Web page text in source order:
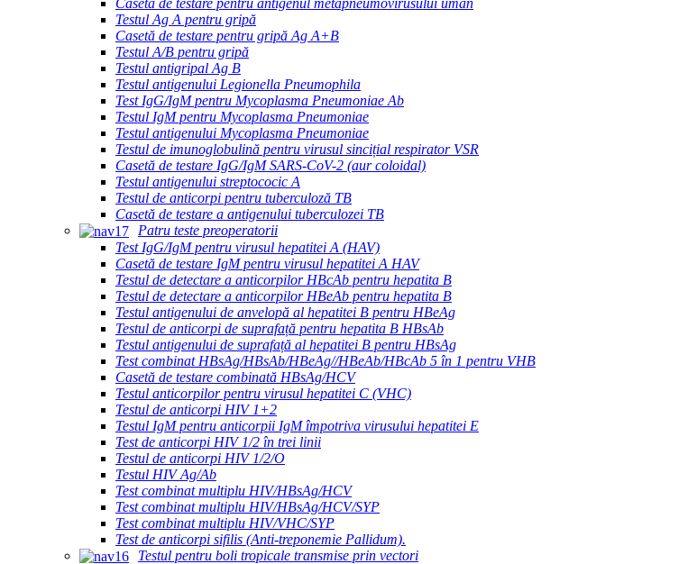
Testul Ag A pentru gripă
Casetă de testare pentru gripă Ag A+B
Testul A/B pentru gripă
Testul antigripal Ag B
Testul antigenului Legionella Pneumophila
Test IgG/IgM pentru Mycoplasma Pneumoniae Ab
Testul IgM pentru Mycoplasma Pneumoniae
Testul antigenului Mycoplasma Pneumoniae
Testul de imunoglobulină pentru virusul sincițial respirator VSR
Casetă de testare IgG/IgM SARS-CoV-2 (aur coloidal)
Testul antigenului streptococic A
Testul de anticorpi pentru tuberculoză TB
Casetă de testare a antigenului tuberculozei TB
Patru teste preoperatorii
Test IgG/IgM pentru virusul hepatitei A (HAV)
Casetă de testare IgM pentru virusul hepatitei A HAV
Testul de detectare a anticorpilor HBcAb pentru hepatita B
Testul de detectare a anticorpilor HBeAb pentru hepatita B
Testul antigenului de anvelopă al hepatitei B pentru HBeAg
Testul de anticorpi de suprafață pentru hepatita B HBsAb
Testul antigenului de suprafață al hepatitei B pentru HBsAg
Test combinat HBsAg/HBsAb/HBeAg//HBeAb/HBcAb 5 în 1 pentru VHB
Casetă de testare combinată HBsAg/HCV
Testul anticorpilor pentru virusul hepatitei C (VHC)
Testul de anticorpi HIV 1+2
Testul IgM pentru anticorpii IgM împotriva virusului hepatitei E
Test de anticorpi HIV 1/2 în trei linii
Testul de anticorpi HIV 1/2/O
Testul HIV Ag/Ab
Test combinat multiplu HIV/HBsAg/HCV
Test combinat multiplu HIV/HBsAg/HCV/SYP
Test combinat multiplu HIV/VHC/SYP
Test de anticorpi sifilis (Anti-treponemie Pallidum).
Testul pentru boli tropicale transmise prin vectori